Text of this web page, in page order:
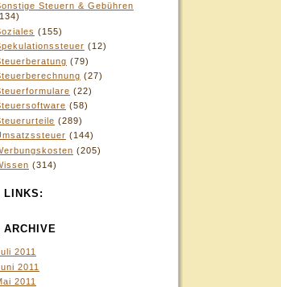
Steuern & Gebühren
(155)
(12)
(79)
(27)
(22)
(58)
(289)
(144)
(205)
(314)
LINKS:
ARCHIVE
2011
2011
2011